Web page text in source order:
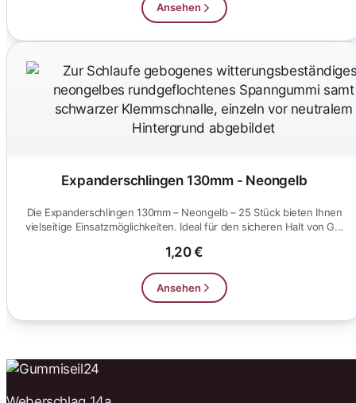
Ansehen
Expanderschlingen 130mm - Neongelb
Die Expanderschlingen 130mm – Neongelb – 25 Stück bieten Ihnen
vielseitige Einsatzmöglichkeiten. Ideal für den sicheren Halt von G...
1,20 €
Ansehen